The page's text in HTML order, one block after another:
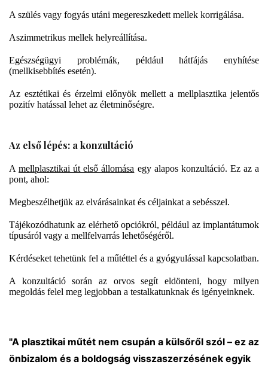
A szülés vagy fogyás utáni megereszkedett mellek korrigálása.
Aszimmetrikus mellek helyreállítása.
Egészségügyi problémák, például hátfájás enyhítése
(mellkisebbítés esetén).
Az esztétikai és érzelmi előnyök mellett a mellplasztika jelentős
pozitív hatással lehet az életminőségre.
Az első lépés: a konzultáció
Amellplasztikai út első állomása egy alapos konzultáció. Ez az a
pont, ahol:
Megbeszélhetjük az elvárásainkat és céljainkat a sebésszel.
Tájékozódhatunk az elérhető opciókról, például az implantátumok
típusáról vagy a mellfelvarrás lehetőségéről.
Kérdéseket tehetünk fel a műtéttel és a gyógyulással kapcsolatban.
A konzultáció során az orvos segít eldönteni, hogy milyen
megoldás felel meg legjobban a testalkatunknak és igényeinknek.
"A plasztikai műtét nem csupán a külsőről szól – ez az
önbizalom és a boldogság visszaszerzésének egyik